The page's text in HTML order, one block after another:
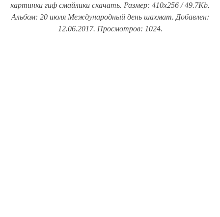
картинки гиф смайлики скачать. Размер: 410x256 / 49.7Kb.
Альбом: 20 июля Международный день шахмат. Добавлен:
12.06.2017. Просмотров: 1024.